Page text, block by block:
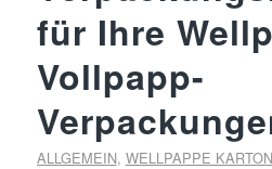
für Ihre
Vollpapp-
ALLGEMEIN, WELLPAPPE KARTON